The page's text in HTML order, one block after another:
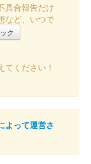
具合報告だけ
など、いつで
ク
ください！
よって運営さ